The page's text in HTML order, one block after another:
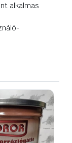
alkalmas